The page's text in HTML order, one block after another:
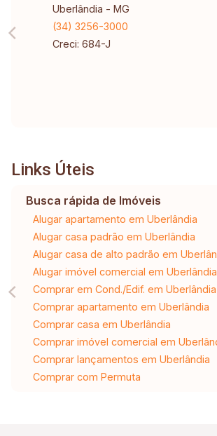
Uberlândia - MG
(34) 3256-3000
Creci: 684-J
Links Úteis
Busca rápida de Imóveis
Alugar apartamento em Uberlândia
Alugar casa padrão em Uberlândia
Alugar casa de alto padrão em
Alugar imóvel comercial em Uberlândia
Comprar em Cond./Edif. em Uberlândia
Comprar apartamento em Uberlândia
Comprar casa em Uberlândia
Comprar imóvel comercial em
Comprar lançamentos em Uberlândia
Comprar com Permuta